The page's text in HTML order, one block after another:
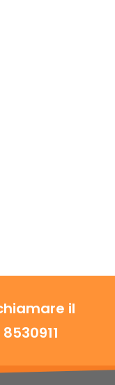
il